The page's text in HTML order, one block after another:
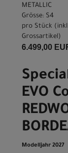
METALLIC
Grösse: S4
pro Stück
Grossartikel)
6.499,00
EVO
Modelljahr 2027